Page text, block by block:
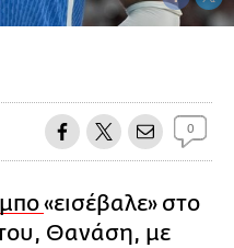
0
«εισέβαλε» στο
Θανάση, με